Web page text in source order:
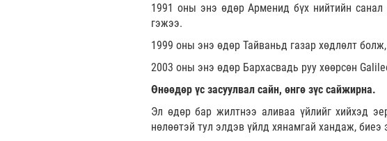
1991 оны энэ өдөр Арменид бүх нийтийн санал
гэжээ.
1999 оны энэ өдөр Тайваньд газар хөдлөлт
2003 оны энэ өдөр Бархасвадь руу хөөрсөн
Өнөөдөр үс засуулвал сайн, өнгө зүс сайжирна.
Эл өдөр бар жилтнээ аливаа үйлийг хийхэд
нөлөөтэй тул элдэв үйлд хянамгай хандаж, биеэ